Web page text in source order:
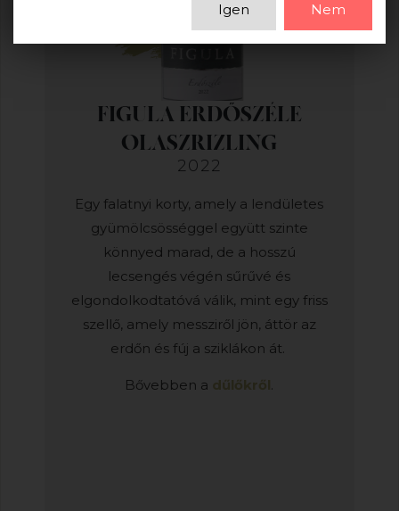
FIGULA ERDŐSZÉLE
OLASZRIZLING
2022
Egy falatnyi korty, amely a lendületes
gyümölcsösséggel együtt szinte
könnyed marad, de a hosszú
lecsengés végén sűrűvé és
elgondolkodtatóvá válik, mint egy friss
szellő, amely messziről jön, áttör az
erdőn és fúj a sziklákon át.
Bővebben a dűlőkről.
Igen Nem